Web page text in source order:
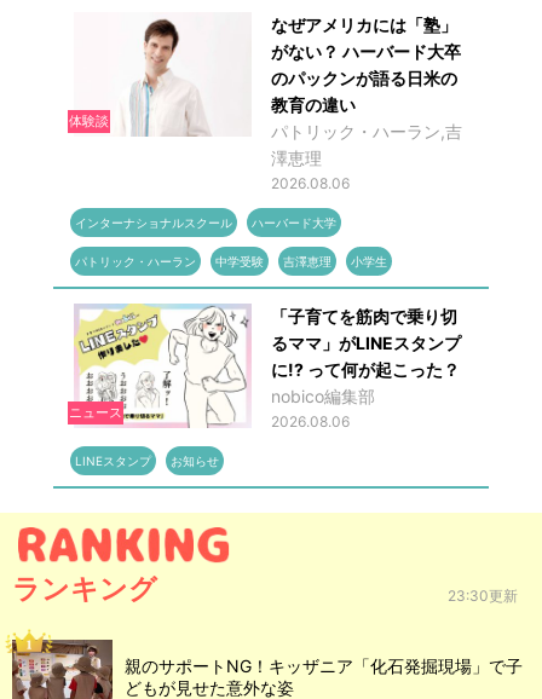
体験談
なぜアメリカには「塾」
がない？ ハーバード大卒
のパックンが語る日米の
教育の違い
パトリック・ハーラン,吉
澤恵理
2026.08.06
インターナショナルスクール ハーバード大学
パトリック・ハーラン 中学受験 吉澤恵理 小学生
ニュース
「子育てを筋肉で乗り切
るママ」がLINEスタンプ
に!? って何が起こった？
nobico編集部
2026.08.06
LINEスタンプ お知らせ
ランキング 23:30更新
親のサポートNG！キッザニア「化石発掘現場」で子
どもが見せた意外な姿